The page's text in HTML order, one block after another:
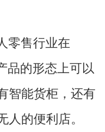
零售行业在
品的形态上可以
智能货柜，还有
人的便利店。